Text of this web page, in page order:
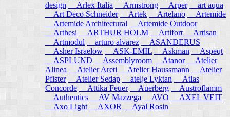
design
Arlex Italia Armstrong Arper
art aqua
Art Deco Schneider
Artek Artelano
Artemide
Artemide Architectural
Artemide Outdoor
Arthesi
ARTHUR HOLM Artifort
Artisan
Artmodul
arturo alvarez
ASANDERUS
Asher Israelow
ASK-EMIL Askman
Aspeqt
ASPLUND
Assemblyroom Atanor
Atelier
Alinea
Atelier Areti Atelier Haussmann
Atelier
Pfister
Atelier Sedap atelje Lyktan
Atlas
Concorde
Attika Feuer Auerberg
Austroflamm
Authentics
AV Mazzega AVO
AXEL VEIT
Axo Light
AXOR Ayal Rosin